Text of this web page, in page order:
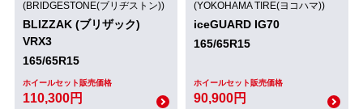
(BRIDGESTONE(ブリヂストン))
BLIZZAK (ブリザック)
VRX3
165/65R15
ホイールセット販売価格
110,300円
(YOKOHAMA TIRE(ヨコハマ))
iceGUARD IG70
165/65R15
ホイールセット販売価格
90,900円